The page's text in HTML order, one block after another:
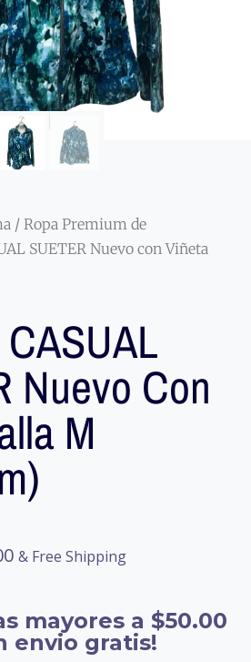
/ Ropa Premium de
SUETER Nuevo con Viñeta
Nuevo Con
M
& Free Shipping
mayores a $50.00
envio gratis!